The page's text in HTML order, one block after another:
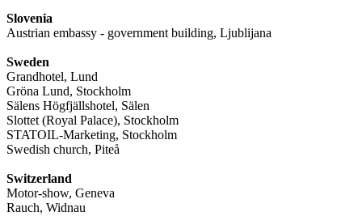
Slovenia
Austrian embassy - government building, Ljublijana
Sweden
Grandhotel, Lund
Gröna Lund, Stockholm
Sälens Högfjällshotel, Sälen
Slottet (Royal Palace), Stockholm
STATOIL-Marketing, Stockholm
Swedish church, Piteå
Switzerland
Motor-show, Geneva
Rauch, Widnau